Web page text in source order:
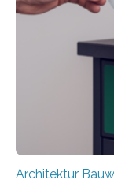
resilient
trennen. Der
Bauteilen mit
irreversible
erschweren.
Architektur